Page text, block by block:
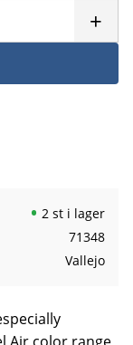
+
2 st i lager
71348
Vallejo